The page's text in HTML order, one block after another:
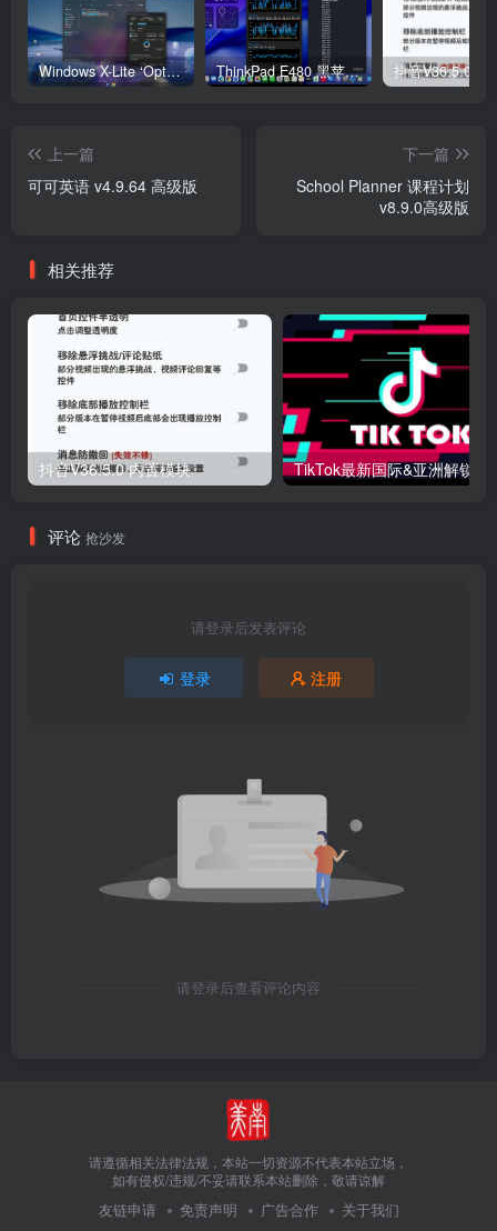
Windows X-Lite ‘Optimum 11’ 25H2 Pro v2 ThinkPad E480 黑苹果完美Tahoe的EFI分享（2026.03.01更新） 抖音V36.5.0 内
上一篇
可可英语 v4.9.64 高级版
下一篇
School Planner 课程计划
v8.9.0高级版
相关推荐
抖音V36.5.0 内置模块
评论 抢沙发
请登录后发表评论
登录 注册
请登录后查看评论内容
请遵循相关法律法规，本站一切资源不代表本站立场，
如有侵权/违规/不妥请联系本站删除，敬请谅解
友链申请 免责声明 广告合作 关于我们